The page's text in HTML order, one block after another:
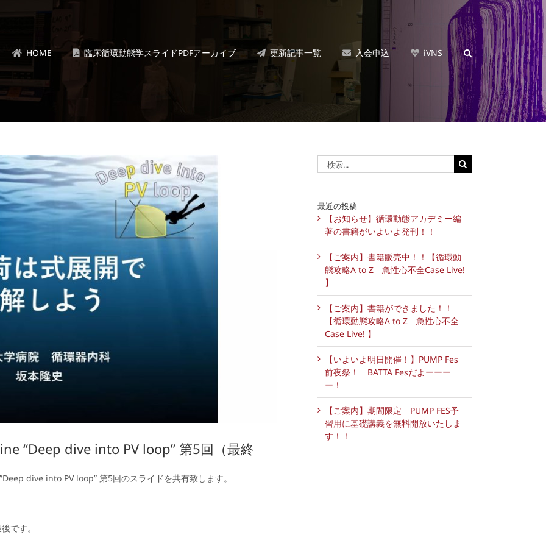
HOME 臨床循環動態学スライドPDFアーカイブ 更新記事一覧 入会申込 iVNS
“Deep dive into PV loop” 第5回（最終
dive into PV loop” 第5回のスライドを共有致します。
です。
索
最近の投稿
【お知らせ】循環動態アカデミー編
著の書籍がいよいよ発刊！！
【ご案内】書籍販売中！！【循環動
態攻略A to Z 急性心不全Case Live!
】
【ご案内】書籍ができました！！
【循環動態攻略A to Z 急性心不全
Case Live! 】
【いよいよ明日開催！】PUMP Fes
前夜祭！ BATTA Fesだよーーー
ー！
【ご案内】期間限定 PUMP FES予
習用に基礎講義を無料開放いたしま
す！！